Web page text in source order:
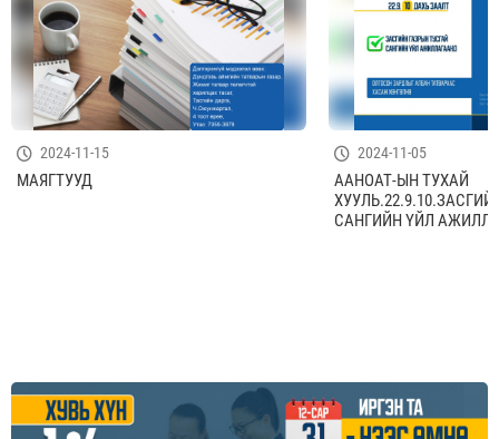
2024-11-15
МАЯГТУУД
2024-11-05
ААНОАТ-ЫН ТУХАЙ
САНГИЙН ҮЙЛ